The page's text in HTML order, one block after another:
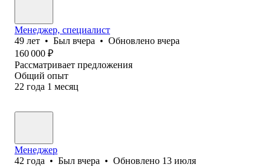
Менеджер, специалист
49 лет • Был вчера • Обновлено вчера
160 000 ₽
Рассматривает предложения
Общий опыт
22 года 1 месяц
Менеджер
42 года • Был вчера • Обновлено 13 июля